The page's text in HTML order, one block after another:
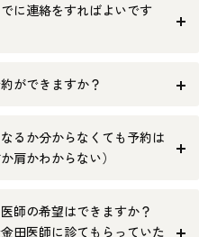
に連絡をすればよいです
ができますか？
るか分からなくても予約は
肩かわからない）
師の希望はできますか？
田医師に診てもらっていた